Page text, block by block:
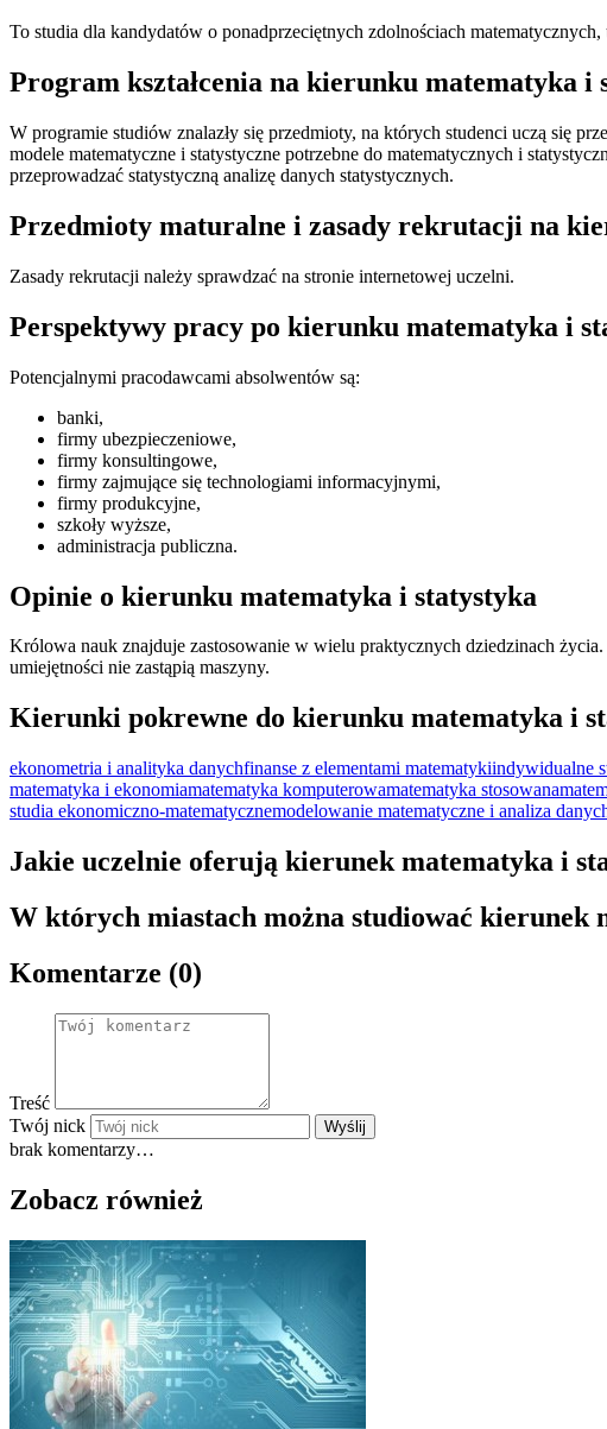
To studia dla kandydatów o ponadprzeciętnych zdolnościach
Program kształcenia na kierunku matematyka i
W programie studiów znalazły się przedmioty, na których studenci uczą się
modele matematyczne i statystyczne potrzebne do matematycznych i
przeprowadzać statystyczną analizę danych statystycznych.
Przedmioty maturalne i zasady rekrutacji na
Zasady rekrutacji należy sprawdzać na stronie internetowej uczelni.
Perspektywy pracy po kierunku matematyka i
Potencjalnymi pracodawcami absolwentów są:
banki,
firmy ubezpieczeniowe,
firmy konsultingowe,
firmy zajmujące się technologiami informacyjnymi,
firmy produkcyjne,
szkoły wyższe,
administracja publiczna.
Opinie o kierunku matematyka i statystyka
Królowa nauk znajduje zastosowanie w wielu praktycznych dziedzinach
umiejętności nie zastąpią maszyny.
Kierunki pokrewne do kierunku matematyka i
ekonometria i analityka danychfinanse z elementami matematykiindywidualne
matematyka i ekonomiamatematyka komputerowamatematyka stosowana
studia ekonomiczno-matematycznemodelowanie matematyczne i analiza
Jakie uczelnie oferują kierunek matematyka i
W których miastach można studiować kierunek
Komentarze (0)
Treść
Twój nick
Wyślij
brak komentarzy…
Zobacz również